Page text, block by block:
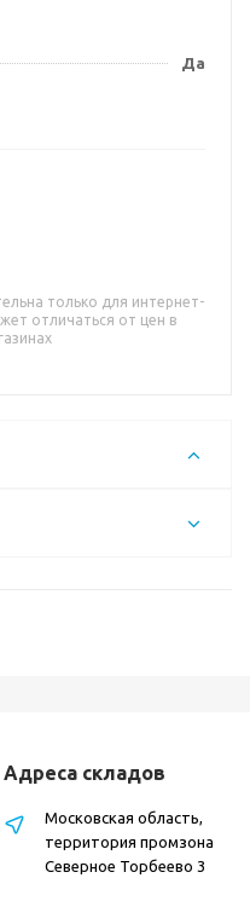
Да
только для интернет-
отличаться от цен в
Адреса складов
Московская область,
территория промзона
Северное Торбеево 3